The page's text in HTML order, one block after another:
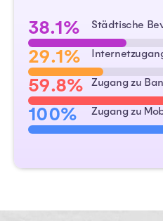
38.1% Städtische
29.1%
59.8% Zugang zu
100% Zugang zu